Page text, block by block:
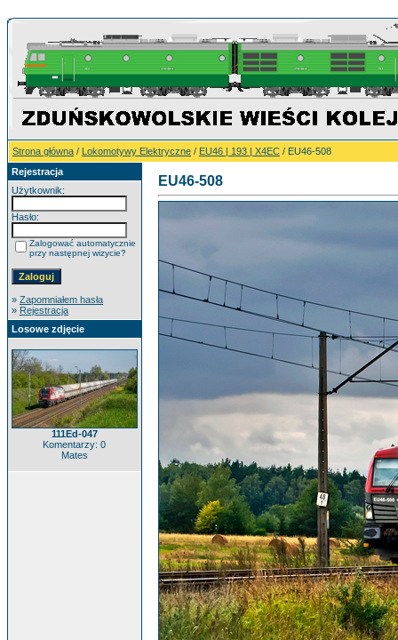
Strona główna / Lokomotywy Elektryczne / EU46 | 193 | X4EC / EU46-508
Rejestracja
Użytkownik:
Hasło:
Zalogować automatycznie
przy następnej wizycie?
» Zapomniałem hasła
» Rejestracja
Losowe zdjęcie
111Ed-047
Komentarzy: 0
Mates
EU46-508